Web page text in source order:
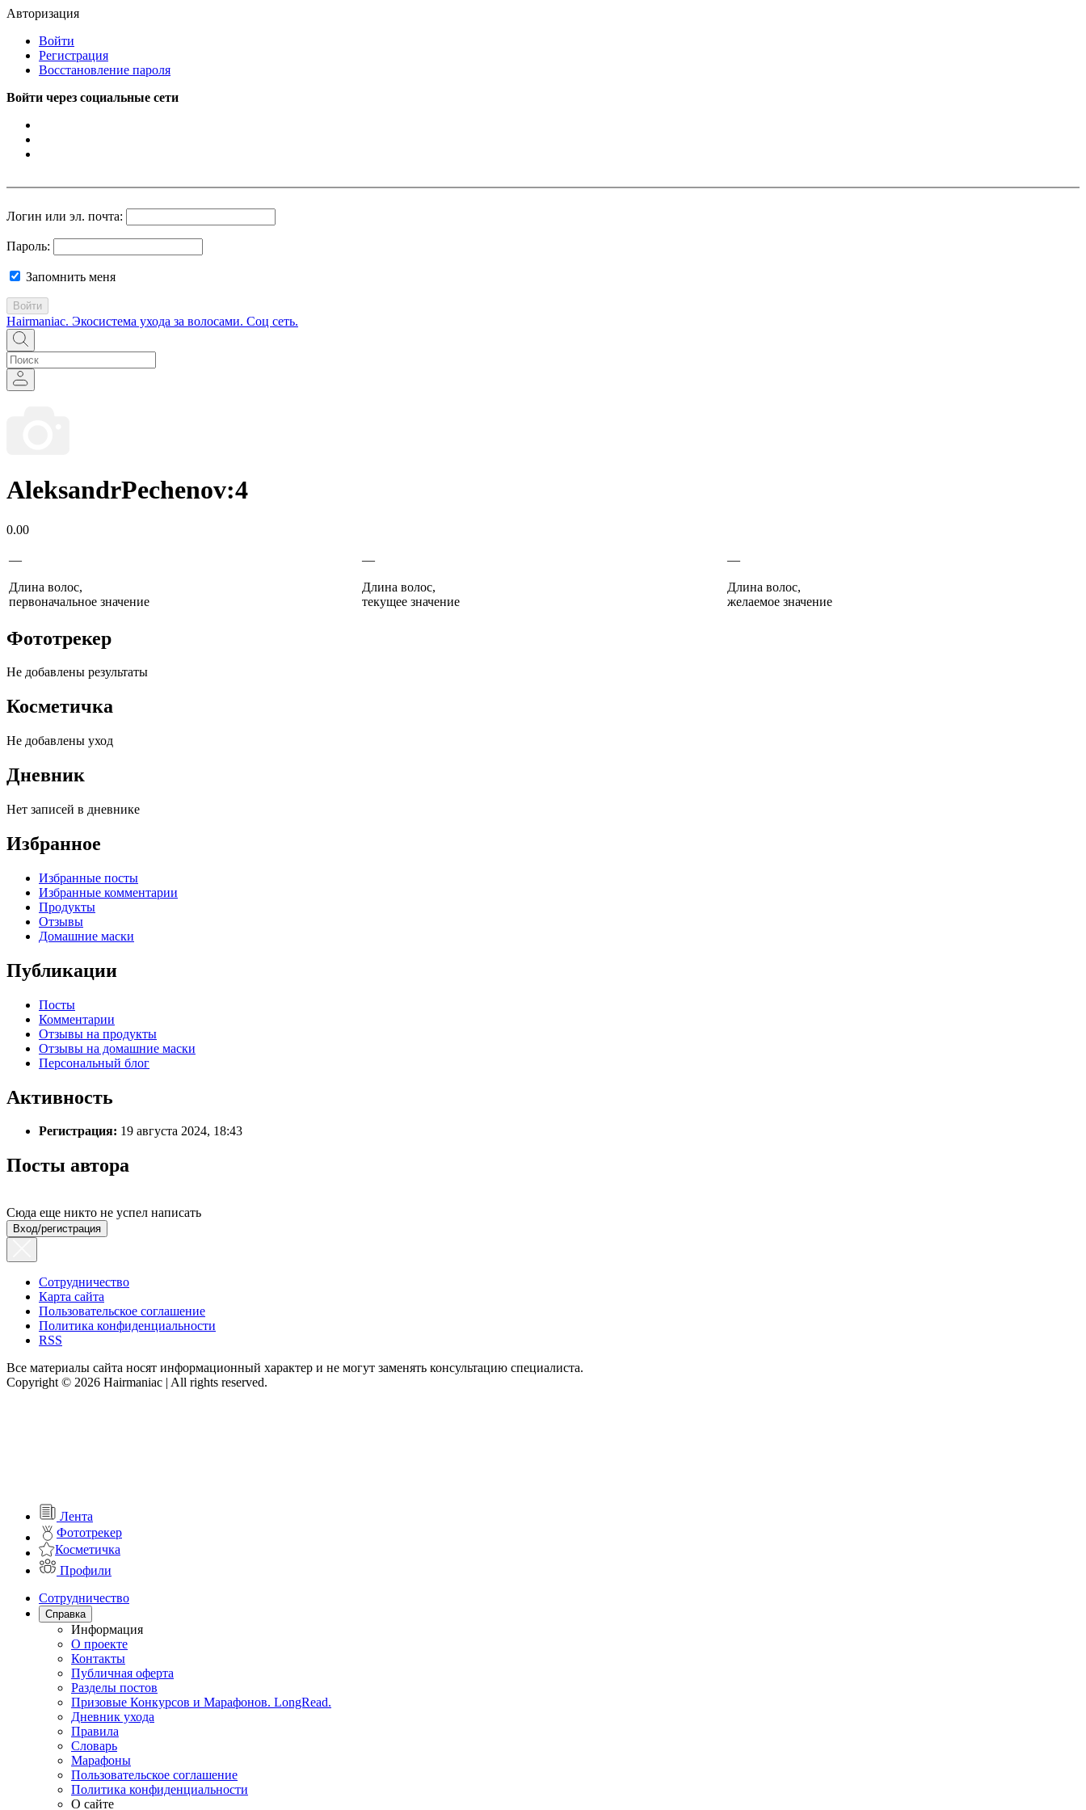
Авторизация
Войти
Регистрация
Восстановление пароля
Войти через социальные сети
Логин или эл. почта:
Пароль:
Запомнить меня
Войти
Hairmaniac. Экосистема ухода за волосами. Соц сеть.
AleksandrPechenov:4
0.00
—
Длина волос,
первоначальное значение
—
Длина волос,
текущее значение
—
Длина волос,
желаемое значение
Фототрекер
Не добавлены результаты
Косметичка
Не добавлены уход
Дневник
Нет записей в дневнике
Избранное
Избранные посты
Избранные комментарии
Продукты
Отзывы
Домашние маски
Публикации
Посты
Комментарии
Отзывы на продукты
Отзывы на домашние маски
Персональный блог
Активность
Регистрация: 19 августа 2024, 18:43
Посты автора
Сюда еще никто не успел написать
Вход/регистрация
Сотрудничество
Карта сайта
Пользовательское соглашение
Политика конфиденциальности
RSS
Все материалы сайта носят информационный характер и не могут заменять консультацию специалиста.
Copyright © 2026 Hairmaniac | All rights reserved.
Лента
Фототрекер
Косметичка
Профили
Сотрудничество
Справка
Информация
О проекте
Контакты
Публичная оферта
Разделы постов
Призовые Конкурсов и Марафонов. LongRead.
Дневник ухода
Правила
Словарь
Марафоны
Пользовательское соглашение
Политика конфиденциальности
О сайте